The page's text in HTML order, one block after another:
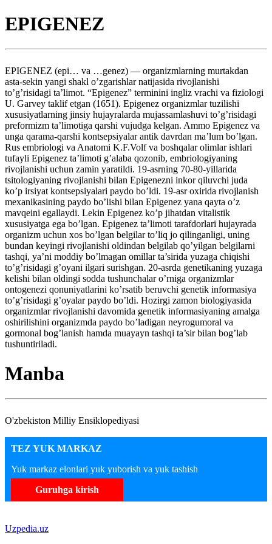
EPIGENEZ
EPIGENEZ (epi… va …genez) — organizmlarning murtakdan
asta-sekin yangi shakl o’zgarishlar natijasida rivojlanishi
to’g’risidagi ta’limot. “Epigenez” terminini ingliz vrachi va fiziologi
U. Garvey taklif etgan (1651). Epigenez organizmlar tuzilishi
xususiyatlarning jinsiy hujayralarda mujassamlashuvi to’g’risidagi
preformizm ta’limotiga qarshi vujudga kelgan. Ammo Epigenez va
unga qarama-qarshi kontsepsiyalar antik davrdan ma’lum bo’lgan.
Rus embriologi va Anatomi K.F.Volf va boshqalar olimlar ishlari
tufayli Epigenez ta’limoti g’alaba qozonib, embriologiyaning
rivojlanishi uchun zamin yaratildi. 19-asrning 70-80-yillarida
tsitologiyaning rivojlanishi bilan Epigenezni inkor qiluvchi juda
ko’p irsiyat kontsepsiyalari paydo bo’ldi. 19-asr oxirida rivojlanish
mexanikasining paydo bo’lishi bilan Epigenez yana qayta o’z
mavqeini egallaydi. Lekin Epigenez ko’p jihatdan vitalistik
xususiyatga ega bo’lgan. Epigenez ta’limoti tarafdorlari hujayrada
organizm uchun xos bo’lgan belgilar to’liq jo qilinganligi, uning
bundan keyingi rivojlanishi oldindan belgilab qo’yilgan belgilarni
tashqi, ya’ni moddiy bo’lmagan omillar ta’sirida yuzaga chiqishi
to’g’risidagi g’oyani ilgari surishgan. 20-asrda genetikaning yuzaga
kelishi bilan oldingi sodda tushunchalar o’rniga organizmlar
ontogenezi qonuniyatlarini ko’rsatib beruvchi genetik informasiya
to’g’risidagi g’oyalar paydo bo’ldi. Hozirgi zamon biologiyasida
organizmlar rivojlanishi davomida genetik informasiyaning amalga
oshirilishini organizmda paydo bo’ladigan neyrogumoral va
gormonal bog’lanish hamda muayayn tashqi ta’sir bilan bog’lab
tushuntiriladi.
Manba
O'zbekiston Milliy Ensiklopediyasi
TEZ YUK MARKAZ
Yuk markaz elonlari yuk yuborish va yuk tashish
Guruhga kirish
Uzpedia.uz